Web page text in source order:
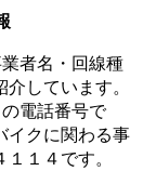
者名・回線種
しています。
の電話番号で
イクに関わる事
１１４ です。